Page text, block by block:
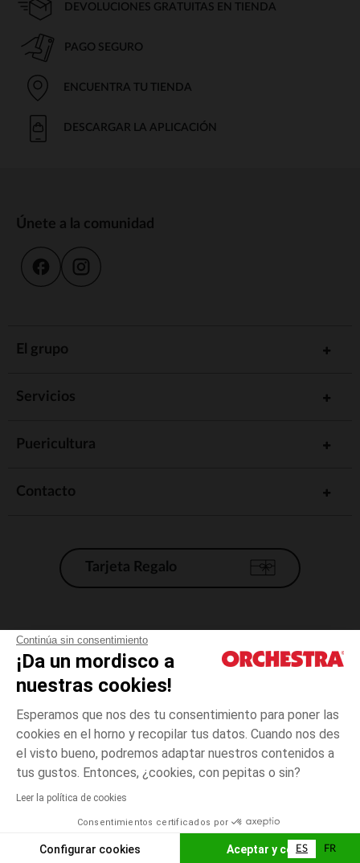
Continúa sin consentimiento
¡Da un mordisco a
nuestras cookies!
Esperamos que nos des tu consentimiento para poner las
cookies en el horno y recopilar tus datos. Cuando nos des
el visto bueno, podremos adaptar nuestros contenidos a
tus gustos. Entonces, ¿cookies, con pepitas o sin?
Leer la política de cookies
Consentimientos certificados por
Configurar cookies Aceptar y cerrar
4
El pago medidante
ELIGE UNA TALLA
DEVOLUCIONES GRATUITAS EN TIENDA
PAGO SEGURO
ENCUENTRA TU TIENDA
DESCARGAR LA APLICACIÓN
Únete a la comunidad
El grupo
Servicios
Puericultura
Contacto
Tarjeta Regalo
Condiciones generales de venta
Aviso Legal
*Condiciones de las ofertas actuales
Gestión de las cookies
Accesibilidad: no conforme
Orchestra adhiere al código de ética de la Federación Francesa de comercio
electrónico y venta a distancia (FEVAD) y al sistema de mediación de
ES FR